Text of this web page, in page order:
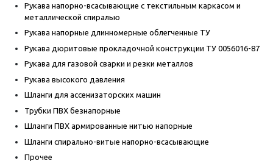
Рукава напорно-всасывающие с текстильным каркасом и
металлической спиралью
Рукава напорные длинномерные облегченные ТУ
Рукава дюритовые прокладочной конструкции ТУ 0056016-87
Рукава для газовой сварки и резки металлов
Рукава высокого давления
Шланги для ассенизаторских машин
Трубки ПВХ безнапорные
Шланги ПВХ армированные нитью напорные
Шланги спирально-витые напорно-всасывающие
Прочее